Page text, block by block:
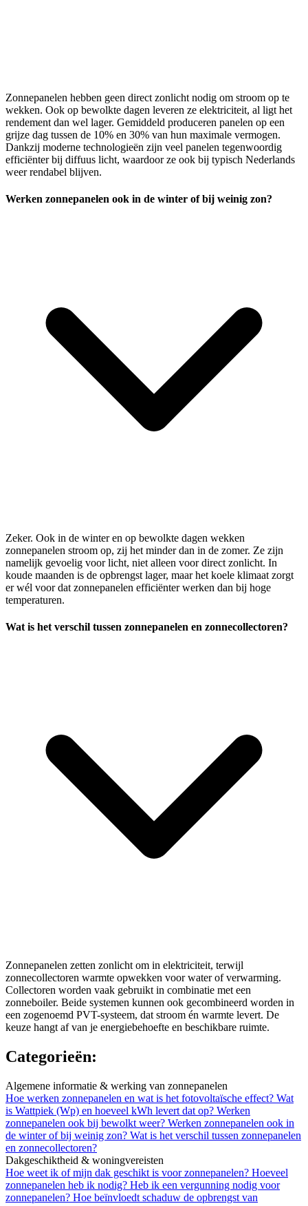
Zonnepanelen hebben geen direct zonlicht nodig om stroom op te
wekken. Ook op bewolkte dagen leveren ze elektriciteit, al ligt het
rendement dan wel lager. Gemiddeld produceren panelen op een
grijze dag tussen de 10% en 30% van hun maximale vermogen.
Dankzij moderne technologieën zijn veel panelen tegenwoordig
efficiënter bij diffuus licht, waardoor ze ook bij typisch Nederlands
weer rendabel blijven.
Werken zonnepanelen ook in de winter of bij weinig zon?
Zeker. Ook in de winter en op bewolkte dagen wekken
zonnepanelen stroom op, zij het minder dan in de zomer. Ze zijn
namelijk gevoelig voor licht, niet alleen voor direct zonlicht. In
koude maanden is de opbrengst lager, maar het koele klimaat zorgt
er wél voor dat zonnepanelen efficiënter werken dan bij hoge
temperaturen.
Wat is het verschil tussen zonnepanelen en zonnecollectoren?
Zonnepanelen zetten zonlicht om in elektriciteit, terwijl
zonnecollectoren warmte opwekken voor water of verwarming.
Collectoren worden vaak gebruikt in combinatie met een
zonneboiler. Beide systemen kunnen ook gecombineerd worden in
een zogenoemd PVT-systeem, dat stroom én warmte levert. De
keuze hangt af van je energiebehoefte en beschikbare ruimte.
Categorieën:
Algemene informatie & werking van zonnepanelen
Hoe werken zonnepanelen en wat is het fotovoltaïsche effect? Wat
is Wattpiek (Wp) en hoeveel kWh levert dat op? Werken
zonnepanelen ook bij bewolkt weer? Werken zonnepanelen ook in
de winter of bij weinig zon? Wat is het verschil tussen zonnepanelen
en zonnecollectoren?
Dakgeschiktheid & woningvereisten
Hoe weet ik of mijn dak geschikt is voor zonnepanelen? Hoeveel
zonnepanelen heb ik nodig? Heb ik een vergunning nodig voor
zonnepanelen? Hoe beïnvloedt schaduw de opbrengst van